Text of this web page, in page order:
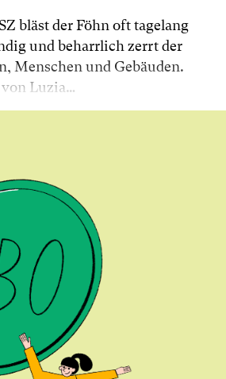
bläst der Föhn oft tagelang
und beharrlich zerrt der
Menschen und Gebäuden.
Luzia…